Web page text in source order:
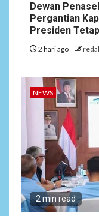
Dewan
Pergantian
Presiden
2 hari ago
NEWS
2 min read